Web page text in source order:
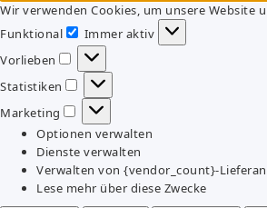
Wir verwenden Cookies, um unsere Website
Funktional
Funktional
Immer aktiv
Vorlieben
Vorlieben
Statistiken
Statistiken
Marketing
Marketing
Optionen verwalten
Dienste verwalten
Verwalten von {vendor_count}-
Lese mehr über diese Zwecke